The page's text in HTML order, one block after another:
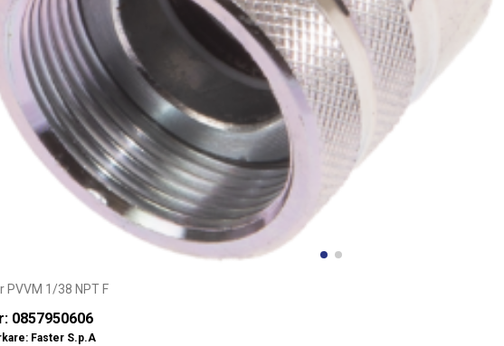
PVVM 1/38 NPT F
0857950606
Faster S.p.A